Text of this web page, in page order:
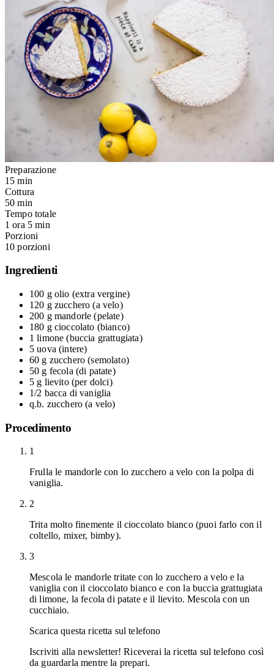
Preparazione
15 min
Cottura
50 min
Tempo totale
1 ora 5 min
Porzioni
10 porzioni
Ingredienti
100 g olio (extra vergine)
120 g zucchero (a velo)
200 g mandorle (pelate)
180 g cioccolato (bianco)
1limone (buccia grattugiata)
5uova (intere)
60 g zucchero (semolato)
50 g fecola (di patate)
5 g lievito (per dolci)
1/2 bacca di vaniglia
q.b. zucchero (a velo)
Procedimento
1
Frulla le mandorle con lo zucchero a velo con la polpa di
vaniglia.
2
Trita molto finemente il cioccolato bianco (puoi farlo con il
coltello, mixer, bimby).
3
Mescola le mandorle tritate con lo zucchero a velo e la
vaniglia con il cioccolato bianco e con la buccia grattugiata
di limone, la fecola di patate e il lievito. Mescola con un
cucchiaio.
Scarica questa ricetta sul telefono
Iscriviti alla newsletter! Riceverai la ricetta sul telefono così
da guardarla mentre la prepari.